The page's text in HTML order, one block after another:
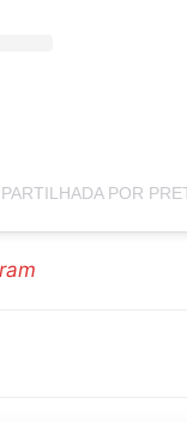
POR